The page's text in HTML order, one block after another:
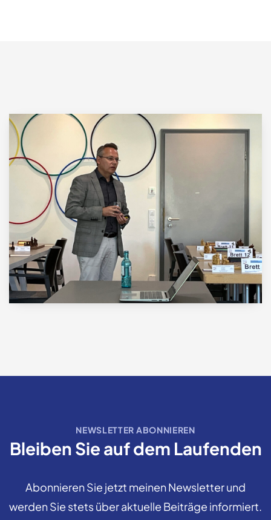
NEWSLETTER ABONNIEREN
Bleiben Sie auf dem Laufenden
Abonnieren Sie jetzt meinen Newsletter und
werden Sie stets über aktuelle Beiträge informiert.